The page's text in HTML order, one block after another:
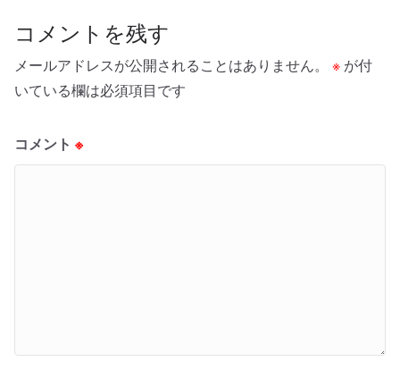
コメントを残す
メールアドレスが公開されることはありません。 ※ が付
いている欄は必須項目です
コメント ※